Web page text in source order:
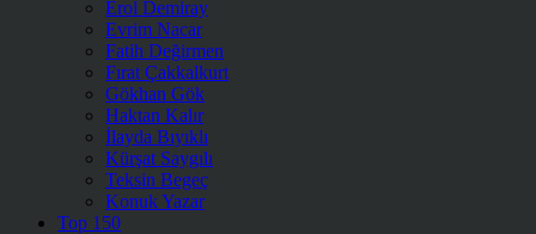
Erol Demiray
Evrim Nacar
Fatih Değirmen
Fırat Çakkalkurt
Gökhan Gök
Haktan Kalır
İlayda Bıyıklı
Kürşat Saygılı
Teksin Begeç
Konuk Yazar
Top 150